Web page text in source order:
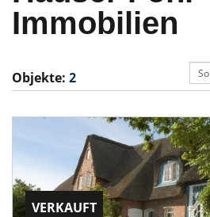
Immobilien
Objekte: 2
VERKAUFT